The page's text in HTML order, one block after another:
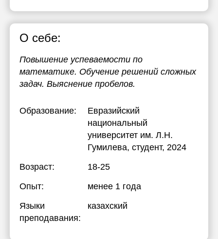
О себе:
Повышение успеваемости по
математике. Обучение решений сложных
задач. Выяснение пробелов.
Образование:
Евразийский
национальный
университет им. Л.Н.
Гумилева, студент, 2024
Возраст:
18-25
Опыт:
менее 1 года
Языки
преподавания:
казахский